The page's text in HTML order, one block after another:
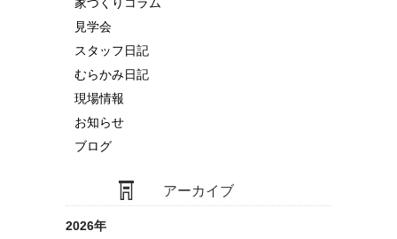
家づくりコラム
見学会
スタッフ日記
むらかみ日記
現場情報
お知らせ
ブログ
アーカイブ
2026年